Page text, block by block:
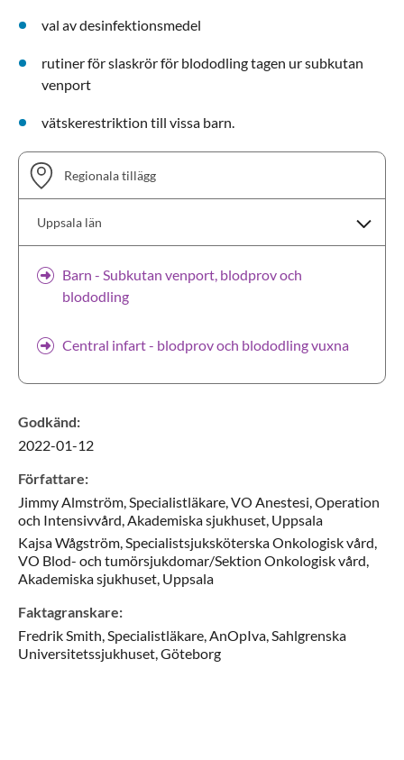
val av desinfektionsmedel
rutiner för slaskrör för blododling tagen ur subkutan
venport
vätskerestriktion till vissa barn.
Regionala tillägg
Uppsala län
Uppsala län
Barn - Subkutan venport, blodprov och
blododling
Central infart - blodprov och blododling vuxna
Godkänd:
2022-01-12
Författare:
JimmyAlmström,Specialistläkare,VO Anestesi, Operation
och Intensivvård, Akademiska sjukhuset, Uppsala
KajsaWågström,Specialistsjuksköterska Onkologisk vård,
VO Blod- och tumörsjukdomar/Sektion Onkologisk vård,
Akademiska sjukhuset, Uppsala
Faktagranskare:
FredrikSmith,Specialistläkare,AnOpIva, Sahlgrenska
Universitetssjukhuset,Göteborg